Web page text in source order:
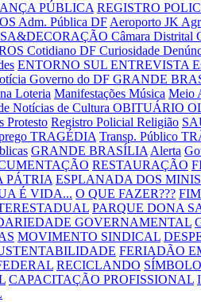
PÚBLICA REGISTRO
Adm. Pública DFAeroporto JK
Câmara Distrital
Cotidiano DF Curiosidade
ENTORNO SUL ENTREVISTA
Governo do DF GRANDE
Loteria Manifestações Música Meio
Notícias de Cultura OBITUÁRIO
Protesto Registro Policial Religião
TRAGÉDIA Transp. Público
GRANDE BRASÍLIAAlerta
RESTAURAÇÃO
PÁTRIA ESPLANADA DOS
É VIDA... O QUE FAZER???
PARQUE DONA
GOVERNAMENTAL
MOVIMENTO SINDICAL
FERIADÃO
RECICLANDO
CAPACITAÇÃO PROFISSIONAL